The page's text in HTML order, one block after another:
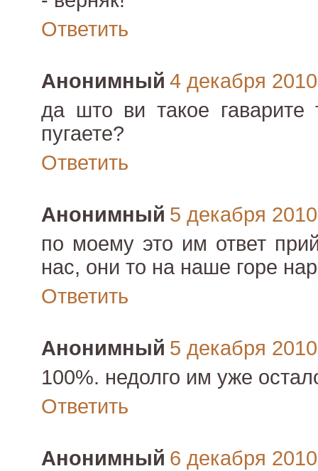
Ответить
Анонимный 4 декабря
да што ви такое
пугаете?
Ответить
Анонимный 5 декабря
по моему это им ответ
нас, они то на наше горе
Ответить
Анонимный 5 декабря
100%. недолго им уже
Ответить
Анонимный 6 декабря